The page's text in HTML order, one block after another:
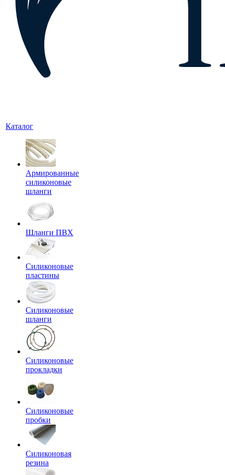
Каталог
Армированные
силиконовые
шланги
Шланги ПВХ
Силиконовые
пластины
Силиконовые
шланги
Силиконовые
прокладки
Силиконовые
пробки
Силиконовая
резина